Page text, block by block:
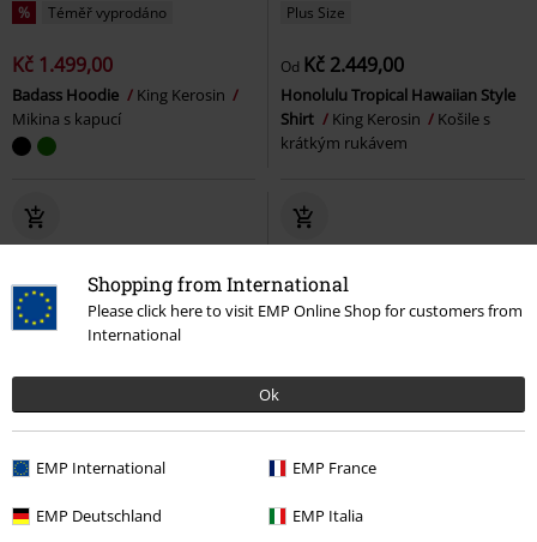
Shopping from International
Please click here to visit EMP Online Shop for customers from
International
Ok
EMP International EMP France
EMP Deutschland EMP Italia
% Téměř vyprodáno
Kč 1.499,00
Badass Hoodie
King Kerosin
Mikina s kapucí
Plus Size
Od Kč 2.449,00
Honolulu Tropical Hawaiian Style
Shirt
King Kerosin
Košile s
krátkým rukávem